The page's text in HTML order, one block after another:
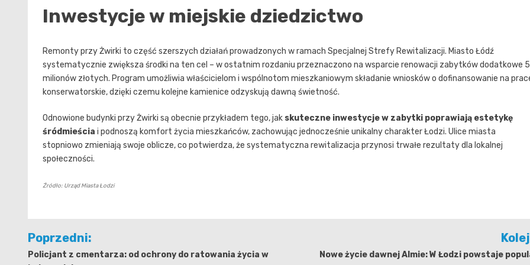
Inwestycje w miejskie dziedzictwo
Remonty przy Żwirki to część szerszych działań prowadzonych w ramach Specjalnej Strefy Rewitalizacji. Miasto Łódź
systematycznie zwiększa środki na ten cel – w ostatnim rozdaniu przeznaczono na wsparcie renowacji zabytków dodatkowe 5
milionów złotych. Program umożliwia właścicielom i wspólnotom mieszkaniowym składanie wniosków o dofinansowanie na
konserwatorskie, dzięki czemu kolejne kamienice odzyskują dawną świetność.
Odnowione budynki przy Żwirki są obecnie przykładem tego, jak skuteczne inwestycje w zabytki poprawiają estetykę
śródmieścia i podnoszą komfort życia mieszkańców, zachowując jednocześnie unikalny charakter Łodzi. Ulice miasta
stopniowo zmieniają swoje oblicze, co potwierdza, że systematyczna rewitalizacja przynosi trwałe rezultaty dla lokalnej
społeczności.
Źródło: Urząd Miasta Łodzi
Nawigacja
wpisu
Poprzedni:
Policjant z cmentarza: od ochrony do ratowania życia w
Nowe życie dawnej Almie: W Łodzi powstaje